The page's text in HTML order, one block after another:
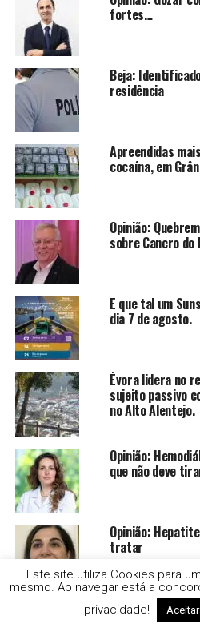
fortes…
Beja:
residência
Apreendidas
cocaína, em
Opinião:
sobre Cancro do
E que tal um
dia 7 de agosto.
Évora lidera no
sujeito passivo
no Alto Alentejo.
Opinião:
que não deve
Opinião:
tratar
Opinião:
Este site utiliza Cookies para
mesmo. Ao navegar está a
privacidade!
Aceitar